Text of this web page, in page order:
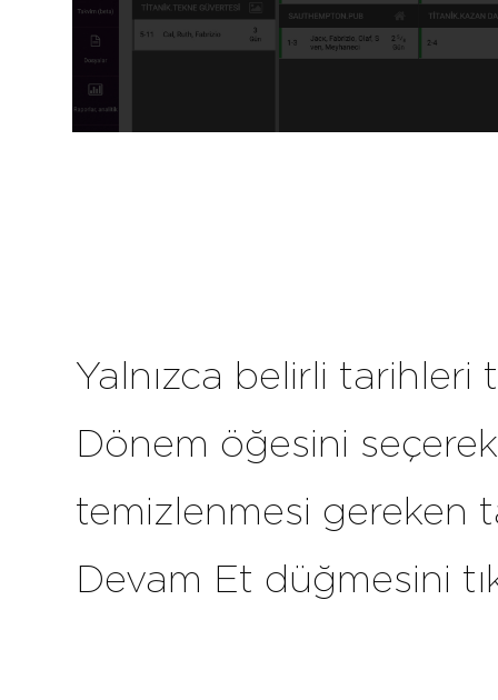
Yalnızca belirli tarihleri
Dönem öğesini
temizlenmesi gereken
Devam Et düğmesini